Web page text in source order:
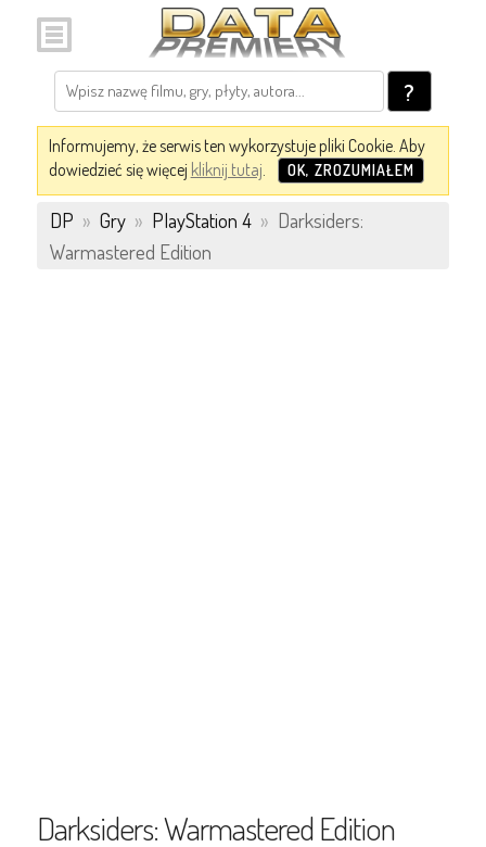
?
Informujemy, że serwis ten wykorzystuje pliki Cookie. Aby
dowiedzieć się więcej kliknij tutaj. OK, ZROZUMIAŁEM
DP » Gry » PlayStation 4 » Darksiders:
Warmastered Edition
Darksiders: Warmastered Edition